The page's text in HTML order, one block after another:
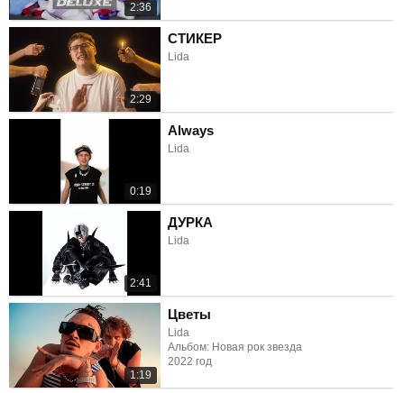
2:36
2:29
СТИКЕР
Lida
0:19
Always
Lida
2:41
ДУРКА
Lida
1:19
Цветы
Lida
Альбом: Новая рок звезда
2022 год